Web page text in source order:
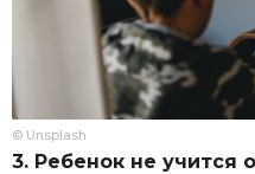
© Unsplash
3. Ребенок не учится